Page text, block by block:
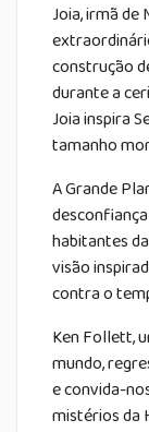
Joia, irmã de
construção
durante a
Joia inspira
tamanho
A Grande
habitantes
visão
contra o
Ken Follett,
mundo,
e convida-
mistérios da